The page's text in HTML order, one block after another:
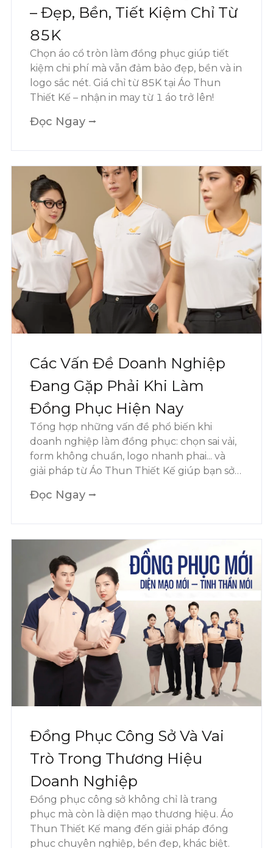
– Đẹp, Bền, Tiết Kiệm Chỉ Từ
85K
Chọn áo cổ tròn làm đồng phục giúp tiết
kiệm chi phí mà vẫn đảm bảo đẹp, bền và in
logo sắc nét. Giá chỉ từ 85K tại Áo Thun
Thiết Kế – nhận in may từ 1 áo trở lên!
Đọc Ngay ⭢
Các Vấn Đề Doanh Nghiệp
Đang Gặp Phải Khi Làm
Đồng Phục Hiện Nay
Tổng hợp những vấn đề phổ biến khi
doanh nghiệp làm đồng phục: chọn sai vải,
form không chuẩn, logo nhanh phai... và
giải pháp từ Áo Thun Thiết Kế giúp bạn sở
ấn thương hiệu.
Đọc Ngay ⭢
Đồng Phục Công Sở Và Vai
Trò Trong Thương Hiệu
Doanh Nghiệp
Đồng phục công sở không chỉ là trang
phục mà còn là diện mạo thương hiệu. Áo
Thun Thiết Kế mang đến giải pháp đồng
phục chuyên nghiệp, bền đẹp, khác biệt.